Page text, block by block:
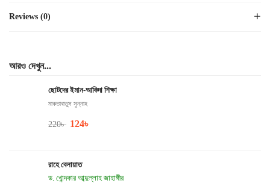
Reviews (0)
আরও দেখুন...
ছোটদের ইমান-আকিদা শিক্ষা
মাকতাবাতুস সুন্নাহ
220৳ 124৳
রাহে বেলায়াত
ড. খোন্দকার আব্দুল্লাহ জাহাঙ্গীর